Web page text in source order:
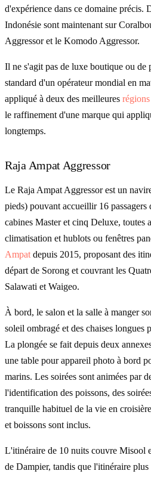
d'expérience dans ce domaine précis.
Indonésie sont maintenant sur
Aggressor et le Komodo Aggressor.
Il ne s'agit pas de luxe boutique ou de
standard d'un opérateur mondial en
appliqué à deux des meilleures
le raffinement d'une marque qui
longtemps.
Raja Ampat Aggressor
Le Raja Ampat Aggressor est un
pieds) pouvant accueillir 16
cabines Master et cinq Deluxe, toutes
climatisation et hublots ou fenêtres
Ampat depuis 2015, proposant des
départ de Sorong et couvrant les
Salawati et Waigeo.
À bord, le salon et la salle à manger
soleil ombragé et des chaises longues
La plongée se fait depuis deux
une table pour appareil photo à bord
marins. Les soirées sont animées par
l'identification des poissons, des
tranquille habituel de la vie en
et boissons sont inclus.
L'itinéraire de 10 nuits couvre Misool
de Dampier, tandis que l'itinéraire